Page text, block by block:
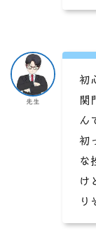
先生
初
関
ん
初
な
け
り